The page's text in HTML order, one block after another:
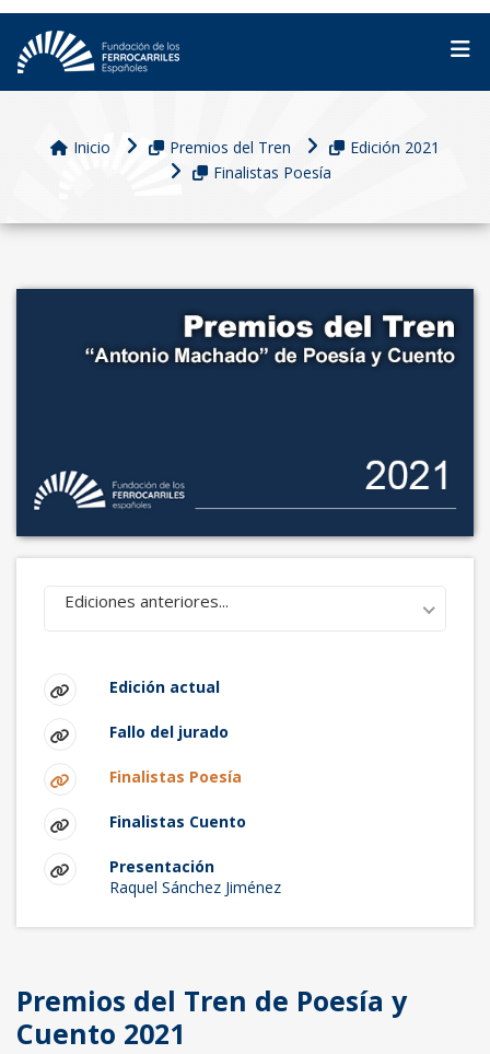
Inicio Premios del Tren
Edición 2021
Finalistas Poesía
Ediciones anteriores...
Edición actual
Fallo del jurado
Finalistas Poesía
Finalistas Cuento
Presentación
Raquel Sánchez Jiménez
Premios del Tren de Poesía y
Cuento 2021